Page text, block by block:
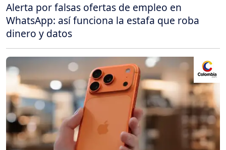
Alerta por falsas ofertas de empleo en
WhatsApp: así funciona la estafa que roba
dinero y datos